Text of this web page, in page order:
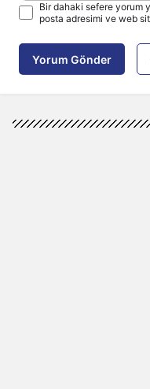
Bir dahaki sefere yorum
posta adresimi ve web
Yorum Gönder